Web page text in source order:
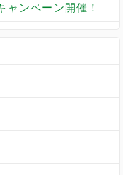
ャンペーン開催！